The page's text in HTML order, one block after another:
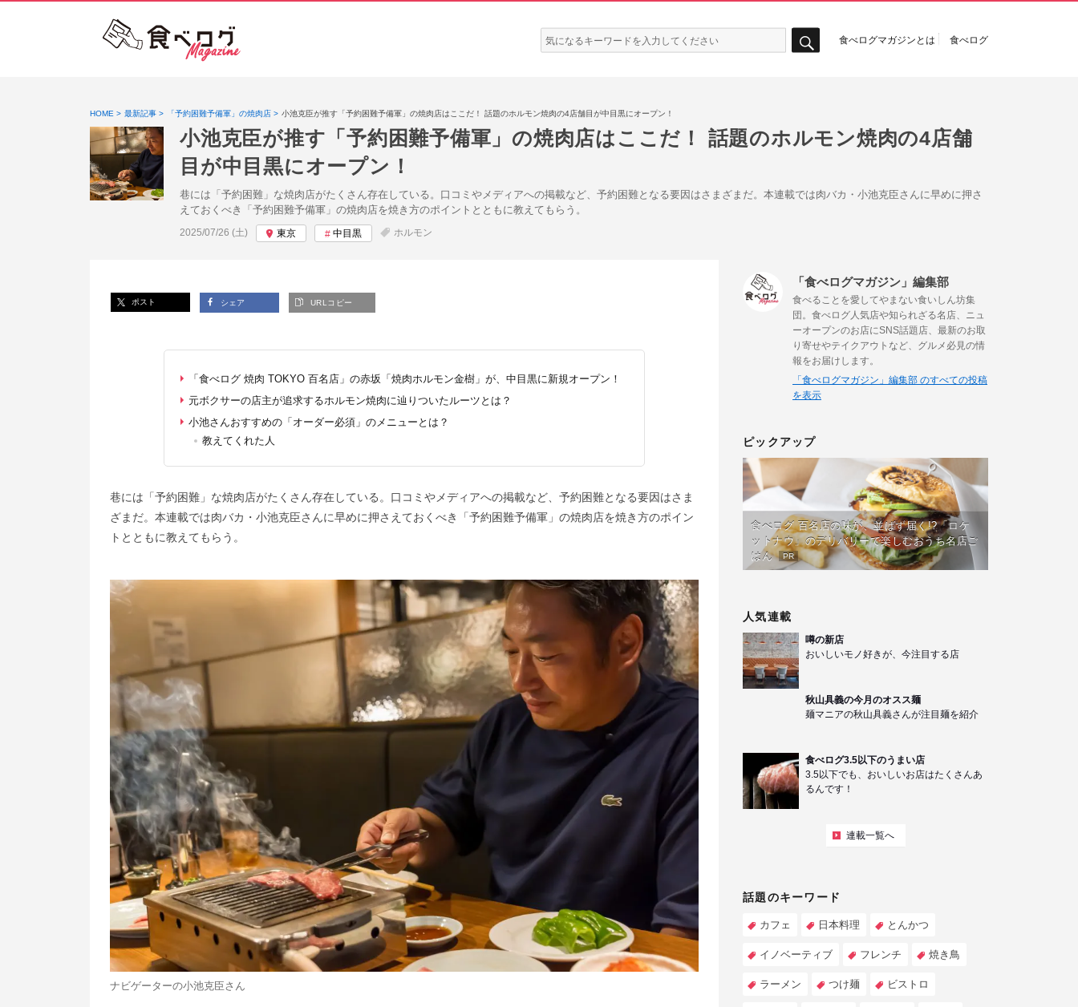
検
索:
食べログマガジンとは 食べログ
HOME 最新記事 「予約困難予備軍」の焼肉店 小池克臣が推す「予約困難予備軍」の焼肉店はここだ！ 話題のホルモン焼肉の4店舗目が中目黒にオープン！
小池克臣が推す「予約困難予備軍」の焼肉店はここだ！ 話題のホルモン焼肉の4店舗
目が中目黒にオープン！
巷には「予約困難」な焼肉店がたくさん存在している。口コミやメディアへの掲載など、予約困難となる要因はさまざまだ。本連載では肉バカ・小池克臣さんに早めに押さ
えておくべき「予約困難予備軍」の焼肉店を焼き方のポイントとともに教えてもらう。
投稿日:
2025/07/26 (土) 東京 中目黒 ホルモン
ポスト シェア URLコピー
「食べログ 焼肉 TOKYO 百名店」の赤坂「焼肉ホルモン金樹」が、中目黒に新規オープン！
元ボクサーの店主が追求するホルモン焼肉に辿りついたルーツとは？
小池さんおすすめの「オーダー必須」のメニューとは？
教えてくれた人
巷には「予約困難」な焼肉店がたくさん存在している。口コミやメディアへの掲載など、予約困難となる要因はさま
ざまだ。本連載では肉バカ・小池克臣さんに早めに押さえておくべき「予約困難予備軍」の焼肉店を焼き方のポイン
トとともに教えてもらう。
ナビゲーターの小池克臣さん
「食べログマガジン」編集部
食べることを愛してやまない食いしん坊集
団。食べログ人気店や知られざる名店、ニュ
ーオープンのお店にSNS話題店、最新のお取
り寄せやテイクアウトなど、グルメ必見の情
報をお届けします。
「食べログマガジン」編集部 のすべての投稿
を表示
ピックアップ
食べログ 百名店の味が、並ばず届く!?「ロケ
ットナウ」のデリバリーで楽しむおうち名店ご
はん
PR
人気連載
噂の新店
おいしいモノ好きが、今注目する店
秋山具義の今月のオスス麺
麺マニアの秋山具義さんが注目麺を紹介
食べログ3.5以下のうまい店
3.5以下でも、おいしいお店はたくさんあ
るんです！
連載一覧へ
話題のキーワード
カフェ 日本料理 とんかつ
イノベーティブ フレンチ 焼き鳥
ラーメン つけ麺 ビストロ